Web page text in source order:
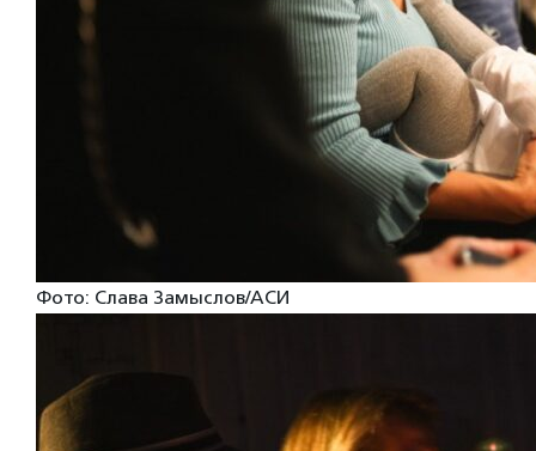
Фото: Слава Замыслов/АСИ